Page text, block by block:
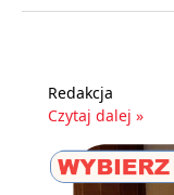
Redakcja
Czytaj dalej »